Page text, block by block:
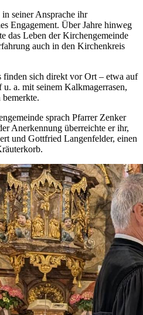
seiner Ansprache ihr
Engagement. Über Jahre hinweg
das Leben der Kirchengemeinde
auch in den Kirchenkreis
finden sich direkt vor Ort – etwa auf
a. mit seinem Kalkmagerrasen,
sprach Pfarrer Zenker
Anerkennung überreichte er ihr,
und Gottfried Langenfelder, einen